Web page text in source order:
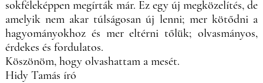
sokféleképpen megírták már. Ez egy új megközelítés, de
amelyik nem akar túlságosan új lenni; mer kötődni a
hagyományokhoz és mer eltérni tőlük; olvasmányos,
érdekes és fordulatos.
Köszönöm, hogy olvashattam a mesét.
Hidy Tamás író